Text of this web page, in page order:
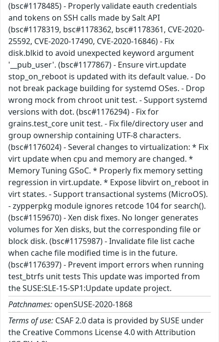
(bsc#1178485) - Properly validate eauth credentials
and tokens on SSH calls made by Salt API
(bsc#1178319, bsc#1178362, bsc#1178361, CVE-2020-
25592, CVE-2020-17490, CVE-2020-16846) - Fix
disk.blkid to avoid unexpected keyword argument
'__pub_user'. (bsc#1177867) - Ensure virt.update
stop_on_reboot is updated with its default value. - Do
not break package building for systemd OSes. - Drop
wrong mock from chroot unit test. - Support systemd
versions with dot. (bsc#1176294) - Fix for
grains.test_core unit test. - Fix file/directory user and
group ownership containing UTF-8 characters.
(bsc#1176024) - Several changes to virtualization: * Fix
virt update when cpu and memory are changed. *
Memory Tuning GSoC. * Properly fix memory setting
regression in virt.update. * Expose libvirt on_reboot in
virt states. - Support transactional systems (MicroOS).
- zypperpkg module ignores retcode 104 for search().
(bsc#1159670) - Xen disk fixes. No longer generates
volumes for Xen disks, but the corresponding file or
block disk. (bsc#1175987) - Invalidate file list cache
when cache file modified time is in the future.
(bsc#1176397) - Prevent import errors when running
test_btrfs unit tests This update was imported from
the SUSE:SLE-15-SP1:Update update project.
Patchnames: openSUSE-2020-1868
Terms of use: CSAF 2.0 data is provided by SUSE under
the Creative Commons License 4.0 with Attribution